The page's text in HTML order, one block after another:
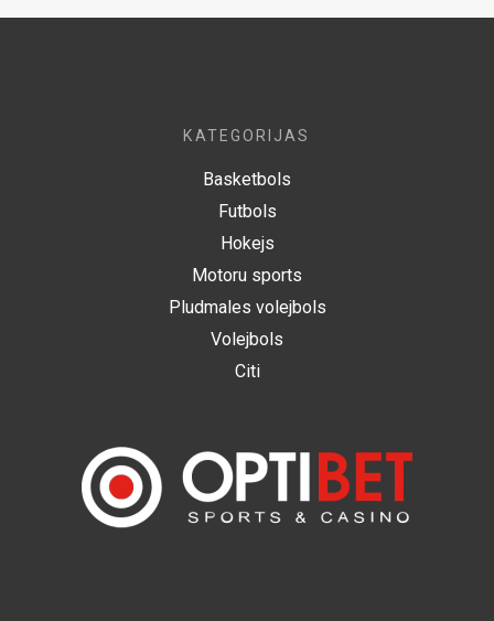
KATEGORIJAS
Basketbols
Futbols
Hokejs
Motoru sports
Pludmales volejbols
Volejbols
Citi